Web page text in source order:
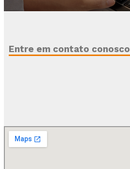
Entre em contato conosco